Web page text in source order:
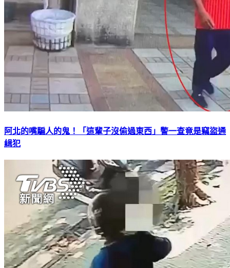
阿北的嘴騙人的鬼！「這輩子沒偷過東西」警一查竟是竊盜通
緝犯